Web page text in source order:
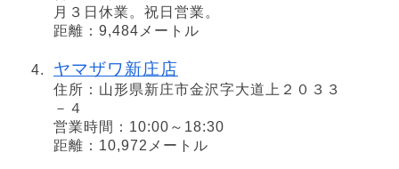
月３日休業。祝日営業。
距離：9,484メートル
ヤマザワ新庄店
住所：山形県新庄市金沢字大道上２０３３
－４
営業時間：10:00～18:30
距離：10,972メートル